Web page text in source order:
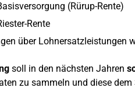
(Rürup-Rente)
Rente
über Lohnersatzleistungen
soll in den nächsten Jahren
zu sammeln und diese